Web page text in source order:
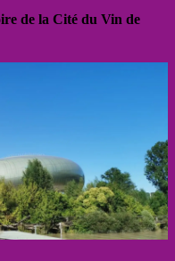
de la Cité du Vin de